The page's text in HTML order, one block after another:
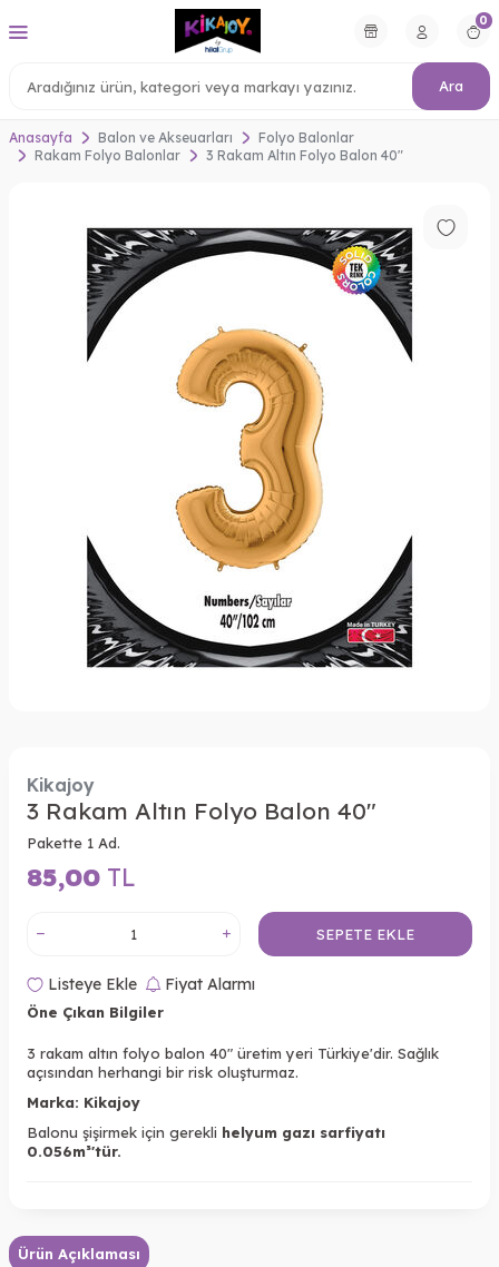
Ara
0
Anasayfa Balon ve Akseuarları
Folyo Balonlar
Rakam Folyo Balonlar
3 Rakam Altın Folyo Balon 40"
Kikajoy
3 Rakam Altın Folyo Balon 40"
Pakette 1 Ad.
85,00 TL
SEPETE EKLE
Listeye Ekle Fiyat Alarmı
Öne Çıkan Bilgiler
3 rakam altın folyo balon 40" üretim yeri Türkiye'dir. Sağlık
açısından herhangi bir risk oluşturmaz.
Marka: Kikajoy
Balonu şişirmek için gerekli helyum gazı sarfiyatı
0.056m³'tür.
Ürün Açıklaması